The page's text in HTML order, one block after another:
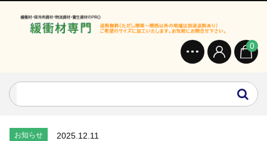
0
オンラインショップを開設いたしました。...
お知らせ
2026.7.24
お知らせ
2025.12.11